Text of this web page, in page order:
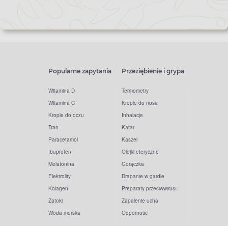
Popularne zapytania
Witamina D
Witamina C
Krople do oczu
Tran
Paracetamol
Ibuprofen
Melatonina
Elektrolity
Kolagen
Zatoki
Woda morska
Przeziębienie i grypa
Termometry
Krople do nosa
Inhalacje
Katar
Kaszel
Olejki eteryczne
Gorączka
Drapanie w gardle
Preparaty przeciwwirusowe
Zapalenie ucha
Odporność